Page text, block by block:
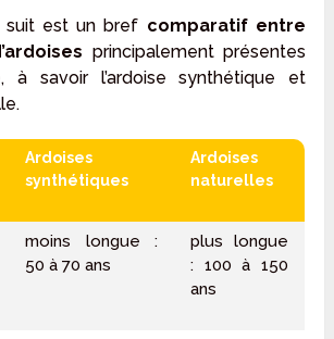
suit est un bref comparatif entre
principalement présentes
à savoir l’ardoise synthétique et
Ardoises
synthétiques
Ardoises
naturelles
moins longue :
50 à 70 ans
plus longue
: 100 à 150
ans